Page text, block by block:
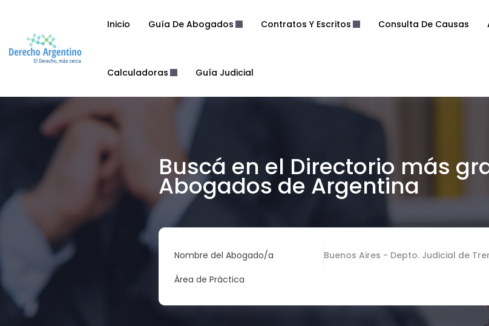
Inicio Guía De Abogados Contratos Y Escritos Consulta De Causas
Calculadoras Guía Judicial
Buscá en el Directorio más
Abogados de Argentina
Nombre del Abogado/a
Buenos Aires - Depto. Judicial de
Área de Práctica